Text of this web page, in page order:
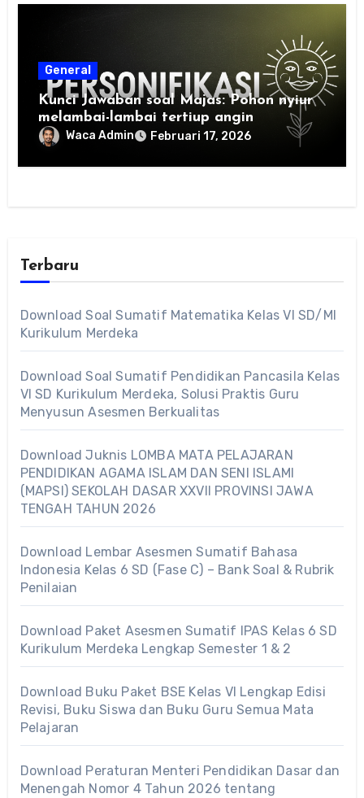
General
Kunci Jawaban soal Majas: Pohon nyiur
melambai-lambai tertiup angin
Waca Admin Februari 17, 2026
Terbaru
Download Soal Sumatif Matematika Kelas VI SD/MI
Kurikulum Merdeka
Download Soal Sumatif Pendidikan Pancasila Kelas
VI SD Kurikulum Merdeka, Solusi Praktis Guru
Menyusun Asesmen Berkualitas
Download Juknis LOMBA MATA PELAJARAN
PENDIDIKAN AGAMA ISLAM DAN SENI ISLAMI
(MAPSI) SEKOLAH DASAR XXVII PROVINSI JAWA
TENGAH TAHUN 2026
Download Lembar Asesmen Sumatif Bahasa
Indonesia Kelas 6 SD (Fase C) – Bank Soal & Rubrik
Penilaian
Download Paket Asesmen Sumatif IPAS Kelas 6 SD
Kurikulum Merdeka Lengkap Semester 1 & 2
Download Buku Paket BSE Kelas VI Lengkap Edisi
Revisi, Buku Siswa dan Buku Guru Semua Mata
Pelajaran
Download Peraturan Menteri Pendidikan Dasar dan
Menengah Nomor 4 Tahun 2026 tentang